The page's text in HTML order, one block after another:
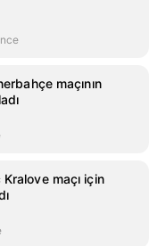
maçının
maçı için